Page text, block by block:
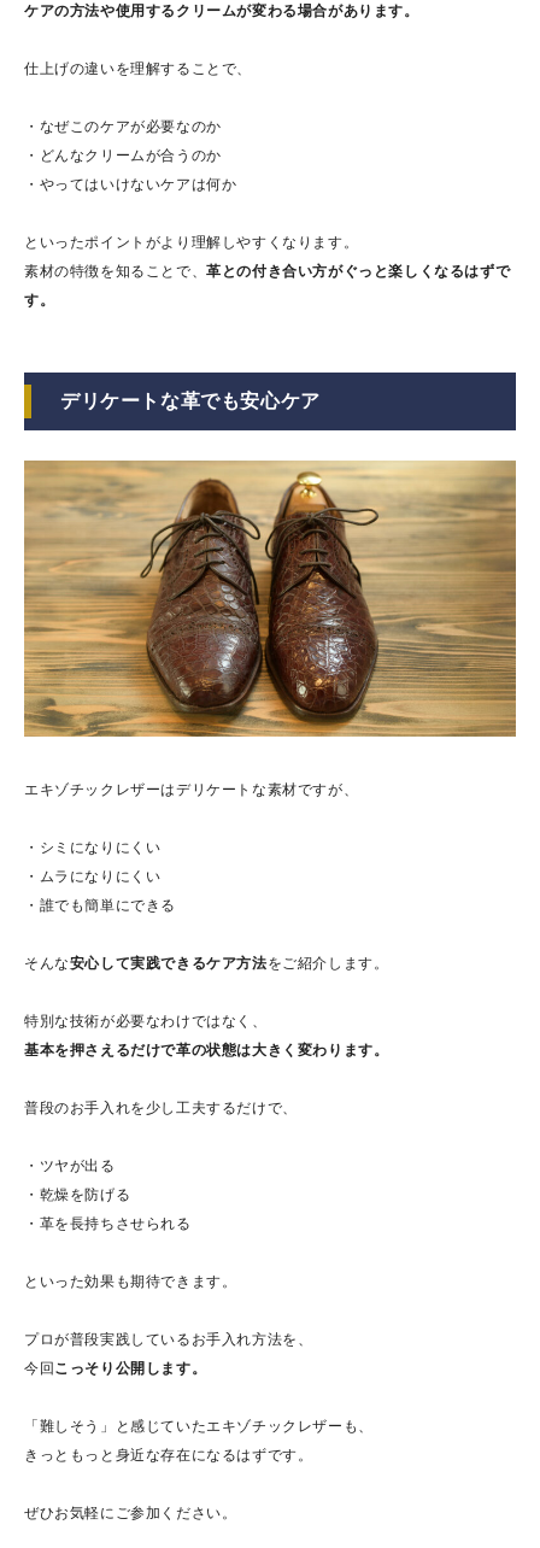
ケアの方法や使用するクリームが変わる場合があります。
仕上げの違いを理解することで、
・なぜこのケアが必要なのか
・どんなクリームが合うのか
・やってはいけないケアは何か
といったポイントがより理解しやすくなります。
素材の特徴を知ることで、革との付き合い方がぐっと楽しくなるはずで
す。
デリケートな革でも安心ケア
エキゾチックレザーはデリケートな素材ですが、
・シミになりにくい
・ムラになりにくい
・誰でも簡単にできる
そんな安心して実践できるケア方法をご紹介します。
特別な技術が必要なわけではなく、
基本を押さえるだけで革の状態は大きく変わります。
普段のお手入れを少し工夫するだけで、
・ツヤが出る
・乾燥を防げる
・革を長持ちさせられる
といった効果も期待できます。
プロが普段実践しているお手入れ方法を、
今回 こっそり公開します。
「難しそう」と感じていたエキゾチックレザーも、
きっともっと身近な存在になるはずです。
ぜひお気軽にご参加ください。